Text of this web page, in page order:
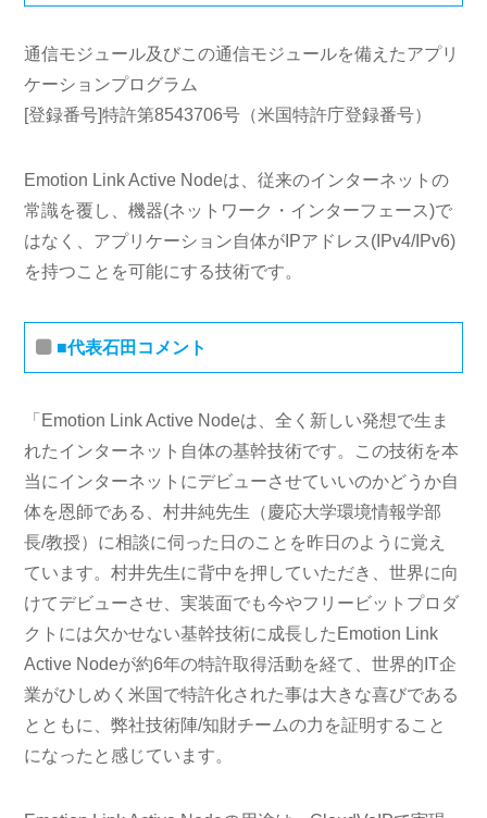
通信モジュール及びこの通信モジュールを備えたアプリ
ケーションプログラム
[登録番号]特許第8543706号（米国特許庁登録番号）
Emotion Link Active Nodeは、従来のインターネットの
常識を覆し、機器(ネットワーク・インターフェース)で
はなく、アプリケーション自体がIPアドレス(IPv4/IPv6)
を持つことを可能にする技術です。
■代表石田コメント
「Emotion Link Active Nodeは、全く新しい発想で生ま
れたインターネット自体の基幹技術です。この技術を本
当にインターネットにデビューさせていいのかどうか自
体を恩師である、村井純先生（慶応大学環境情報学部
長/教授）に相談に伺った日のことを昨日のように覚え
ています。村井先生に背中を押していただき、世界に向
けてデビューさせ、実装面でも今やフリービットプロダ
クトには欠かせない基幹技術に成長したEmotion Link
Active Nodeが約6年の特許取得活動を経て、世界的IT企
業がひしめく米国で特許化された事は大きな喜びである
とともに、弊社技術陣/知財チームの力を証明すること
になったと感じています。